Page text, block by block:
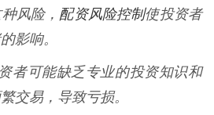
风险， 配资风险控制使投资者
影响。
者可能缺乏专业的投资知识和
交易，导致亏损。